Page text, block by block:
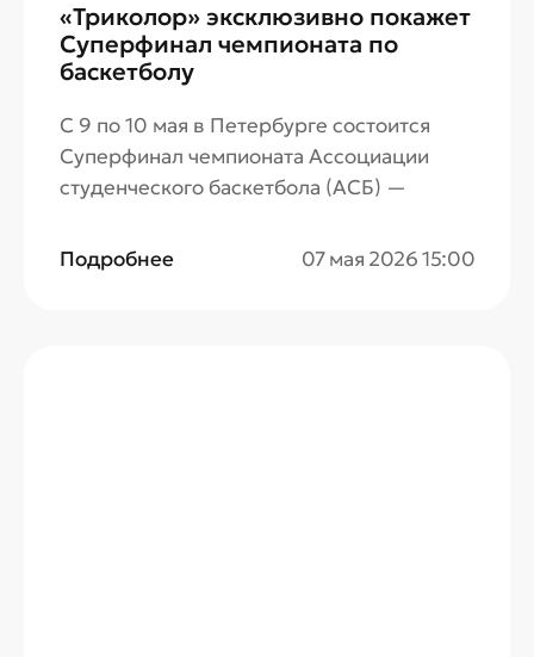
«Триколор» эксклюзивно покажет
Суперфинал чемпионата по
баскетболу
С 9 по 10 мая в Петербурге состоится
Суперфинал чемпионата Ассоциации
студенческого баскетбола (АСБ) —
России. Эксклюзивным вещателем
турнира выступит «Триколор Спорт».
Подробнее 07 мая 2026 15:00